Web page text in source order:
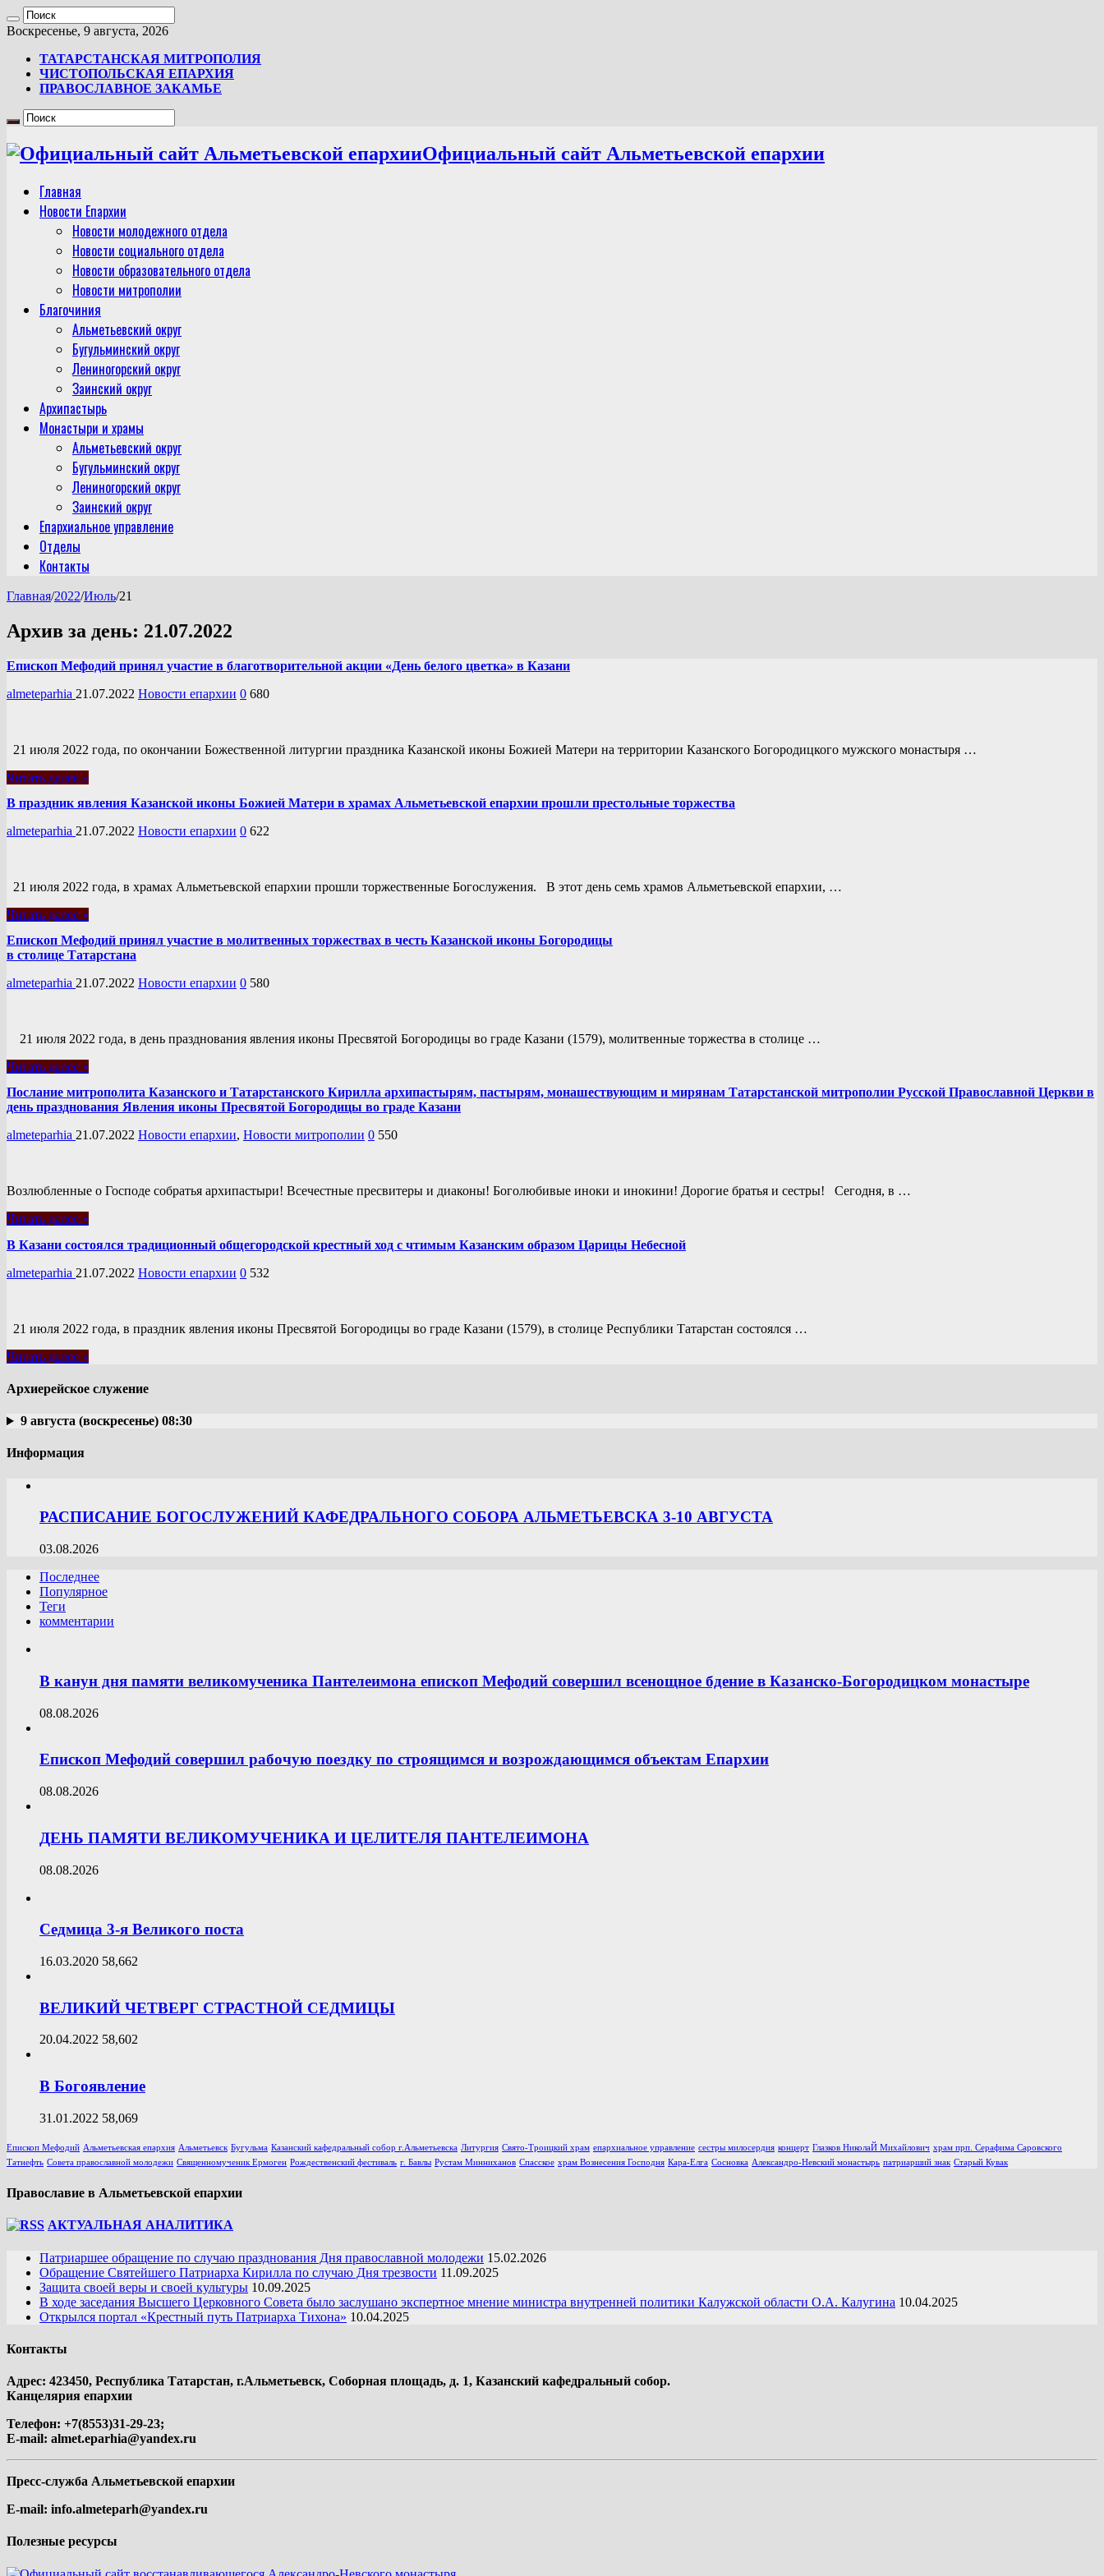
Воскресенье, 9 августа, 2026
ТАТАРСТАНСКАЯ МИТРОПОЛИЯ
ЧИСТОПОЛЬСКАЯ ЕПАРХИЯ
ПРАВОСЛАВНОЕ ЗАКАМЬЕ
Официальный сайт Альметьевской епархии
Главная
Новости Епархии
Новости молодежного отдела
Новости социального отдела
Новости образовательного отдела
Новости митрополии
Благочиния
Альметьевский округ
Бугульминский округ
Лениногорский округ
Заинский округ
Архипастырь
Монастыри и храмы
Альметьевский округ
Бугульминский округ
Лениногорский округ
Заинский округ
Епархиальное управление
Отделы
Контакты
Главная/2022/Июль/21
Архив за день: 21.07.2022
Епископ Мефодий принял участие в благотворительной акции «День белого цветка» в Казани
almeteparhia 21.07.2022 Новости епархии 0 680
21 июля 2022 года, по окончании Божественной литургии праздника Казанской иконы Божией Матери на территории Казанского Богородицкого мужского монастыря …
Читать далее »
В праздник явления Казанской иконы Божией Матери в храмах Альметьевской епархии прошли престольные торжества
almeteparhia 21.07.2022 Новости епархии 0 622
21 июля 2022 года, в храмах Альметьевской епархии прошли торжественные Богослужения. В этот день семь храмов Альметьевской епархии, …
Читать далее »
Епископ Мефодий принял участие в молитвенных торжествах в честь Казанской иконы Богородицы
в столице Татарстана
almeteparhia 21.07.2022 Новости епархии 0 580
21 июля 2022 года, в день празднования явления иконы Пресвятой Богородицы во граде Казани (1579), молитвенные торжества в столице …
Читать далее »
Послание митрополита Казанского и Татарстанского Кирилла архипастырям, пастырям, монашествующим и мирянам Татарстанской митрополии Русской Православной Церкви в
день празднования Явления иконы Пресвятой Богородицы во граде Казани
almeteparhia 21.07.2022 Новости епархии, Новости митрополии 0 550
Возлюбленные о Господе собратья архипастыри! Всечестные пресвитеры и диаконы! Боголюбивые иноки и инокини! Дорогие братья и сестры! Сегодня, в …
Читать далее »
В Казани состоялся традиционный общегородской крестный ход с чтимым Казанским образом Царицы Небесной
almeteparhia 21.07.2022 Новости епархии 0 532
21 июля 2022 года, в праздник явления иконы Пресвятой Богородицы во граде Казани (1579), в столице Республики Татарстан состоялся …
Читать далее »
Архиерейское служение
9 августа (воскресенье) 08:30
Информация
РАСПИСАНИЕ БОГОСЛУЖЕНИЙ КАФЕДРАЛЬНОГО СОБОРА АЛЬМЕТЬЕВСКА 3-10 АВГУСТА
03.08.2026
Последнее
Популярное
Теги
комментарии
В канун дня памяти великомученика Пантелеимона епископ Мефодий совершил всенощное бдение в Казанско-Богородицком монастыре
08.08.2026
Епископ Мефодий совершил рабочую поездку по строящимся и возрождающимся объектам Епархии
08.08.2026
ДЕНЬ ПАМЯТИ ВЕЛИКОМУЧЕНИКА И ЦЕЛИТЕЛЯ ПАНТЕЛЕИМОНА
08.08.2026
Седмица 3-я Великого поста
16.03.2020 58,662
ВЕЛИКИЙ ЧЕТВЕРГ СТРАСТНОЙ СЕДМИЦЫ
20.04.2022 58,602
В Богоявление
31.01.2022 58,069
Епископ Мефодий Альметьевская епархия Альметьевск Бугульма Казанский кафедральный собор г.Альметьевска Литургия Свято-Троицкий храм епархиальное управление сестры милосердия концерт Глазков НиколаЙ Михайлович храм прп. Серафима Саровского
Татнефть Совета православной молодежи Священномученик Ермоген Рождественский фестиваль г. Бавлы Рустам Минниханов Спасское храм Вознесения Господня Кара-Елга Сосновка Александро-Невский монастырь патриарший знак Старый Кувак
Православие в Альметьевской епархии
АКТУАЛЬНАЯ АНАЛИТИКА
Патриаршее обращение по случаю празднования Дня православной молодежи 15.02.2026
Обращение Святейшего Патриарха Кирилла по случаю Дня трезвости 11.09.2025
Защита своей веры и своей культуры 10.09.2025
В ходе заседания Высшего Церковного Совета было заслушано экспертное мнение министра внутренней политики Калужской области О.А. Калугина 10.04.2025
Открылся портал «Крестный путь Патриарха Тихона» 10.04.2025
Контакты
Адрес: 423450, Республика Татарстан, г.Альметьевск, Соборная площадь, д. 1, Казанский кафедральный собор.
Канцелярия епархии
Телефон: +7(8553)31-29-23;
E-mail: almet.eparhia@yandex.ru
Пресс-служба Альметьевской епархии
E-mail: info.almeteparh@yandex.ru
Полезные ресурсы